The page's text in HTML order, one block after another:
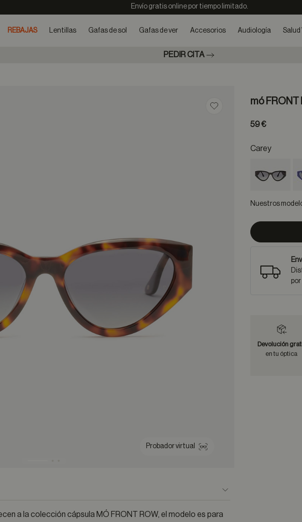
Envío gratis online por tiempo limitado.
REBAJAS Lentillas Gafas de sol Gafas de ver Accesorios Audiología Salud
PEDIR CITA
Probador virtual
Guardar en favoritos
a la colección cápsula MÓ FRONT ROW, el modelo es para
mó FRONT
59 €
Carey
Nuestros
Devolución
en tu óptica